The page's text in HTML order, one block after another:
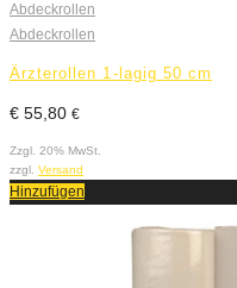
Abdeckrollen
Abdeckrollen
Ärzterollen 1-lagig 50 cm
€ 55,80 €
Zzgl. 20% MwSt.
zzgl. Versand
Hinzufügen